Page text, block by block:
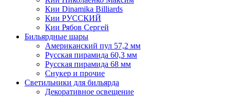
Кии Dinamika Billiards
Кии РУССКИЙ
Кии Рябов Сергей
Бильярдные шары
Американский пул 57,2 мм
Русская пирамида 60,3 мм
Русская пирамида 68 мм
Снукер и прочие
Светильники для бильярда
Декоративное освещение